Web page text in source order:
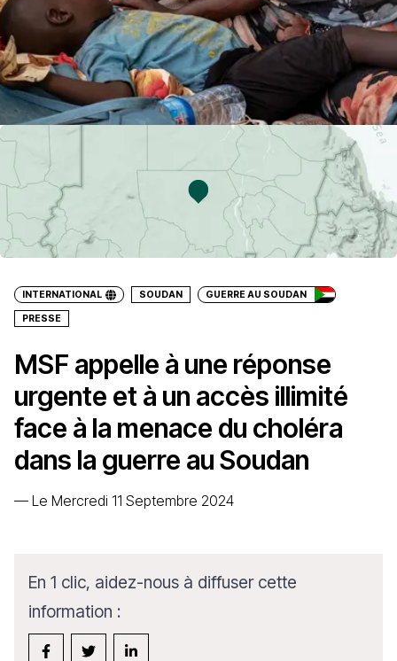
INTERNATIONAL SOUDAN GUERRE AU SOUDAN
PRESSE
MSF appelle à une réponse
urgente et à un accès illimité
face à la menace du choléra
dans la guerre au Soudan
— Le Mercredi 11 Septembre 2024
En 1 clic, aidez-nous à diffuser cette
information :